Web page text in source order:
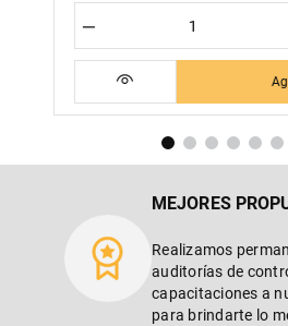
－
MEJORES
Realizamos
auditorías de
capacitaciones a
para brindarte lo